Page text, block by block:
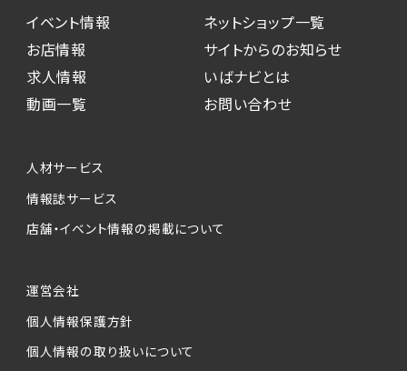
・本サービスを通じて求人広告に応募した際の
選考に関する連絡
・本サービスを通じて店舗への来店予約を登録
した際の内容確認、返答
本サービスが収集する個人情報は、ご本人の意
ービスの実施にあたりそれぞれ必要となる項目
を入力いただかない場合は、各々のサービスを
個人情報の第三者への提供について
当社は、以下の提供先に対して個人情報を提供
します。
イベント情報
お店情報
求人情報
動画一覧
ネットショップ一覧
サイトからのお知らせ
いばナビとは
お問い合わせ
人材サービス
情報誌サービス
店舗・イベント情報の掲載について
運営会社
個人情報保護方針
個人情報の取り扱いについて